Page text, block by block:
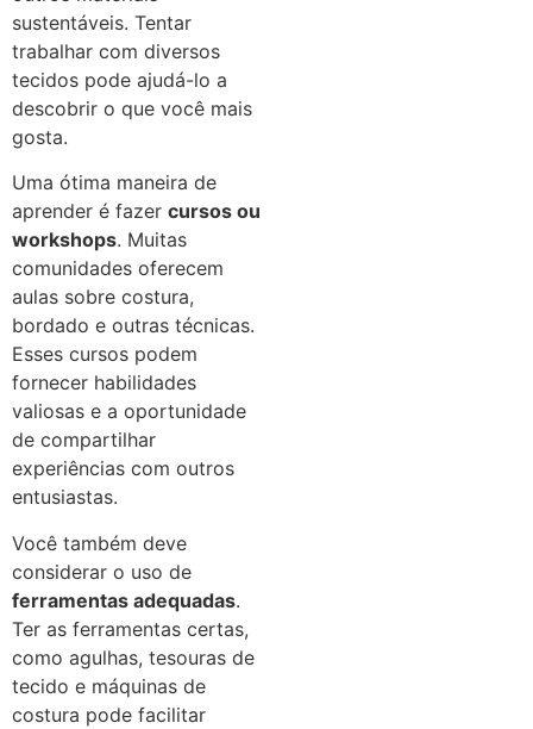
sustentáveis. Tentar
trabalhar com diversos
tecidos pode ajudá-lo a
descobrir o que você mais
gosta.
Uma ótima maneira de
aprender é fazer cursos ou
workshops. Muitas
comunidades oferecem
aulas sobre costura,
bordado e outras técnicas.
Esses cursos podem
fornecer habilidades
valiosas e a oportunidade
de compartilhar
experiências com outros
entusiastas.
Você também deve
considerar o uso de
ferramentas adequadas.
Ter as ferramentas certas,
como agulhas, tesouras de
tecido e máquinas de
costura pode facilitar